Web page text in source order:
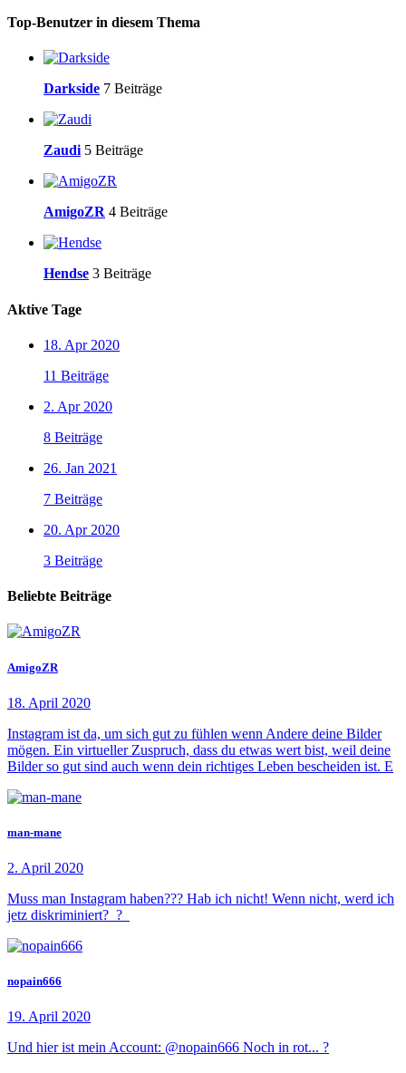
Top-Benutzer in diesem Thema
Darkside 7 Beiträge
Zaudi 5 Beiträge
AmigoZR 4 Beiträge
Hendse 3 Beiträge
Aktive Tage
18. Apr 2020
11 Beiträge
2. Apr 2020
8 Beiträge
26. Jan 2021
7 Beiträge
20. Apr 2020
3 Beiträge
Beliebte Beiträge
AmigoZR
18. April 2020
Instagram ist da, um sich gut zu fühlen wenn Andere deine Bilder
mögen. Ein virtueller Zuspruch, dass du etwas wert bist, weil deine
Bilder so gut sind auch wenn dein richtiges Leben bescheiden ist. E
man-mane
2. April 2020
Muss man Instagram haben??? Hab ich nicht! Wenn nicht, werd ich
jetz diskriminiert? ?
nopain666
19. April 2020
Und hier ist mein Account: @nopain666 Noch in rot... ?